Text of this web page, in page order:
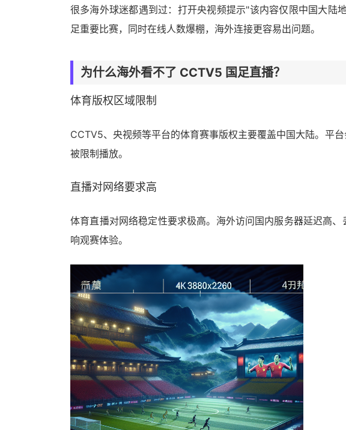
很多海外球迷都遇到过：打开央视频提示"该内容仅限中国大陆
足重要比赛，同时在线人数爆棚，海外连接更容易出问题。
为什么海外看不了 CCTV5 国足直播？
体育版权区域限制
CCTV5、央视频等平台的体育赛事版权主要覆盖中国大陆。平
被限制播放。
直播对网络要求高
体育直播对网络稳定性要求极高。海外访问国内服务器延迟高
响观赛体验。